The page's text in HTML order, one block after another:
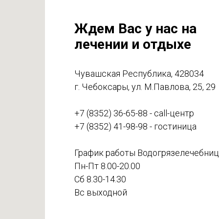
Ждем Вас у нас на
лечении и отдыхе
Чувашская Республика, 428034
г. Чебоксары, ул. М.Павлова, 25, 29
+7 (8352) 36-65-88 - call-центр
+7 (8352) 41-98-98 - гостиница
График работы
Пн-Пт 8.00-20.00
Сб 8.30-14.30
Вс выходной